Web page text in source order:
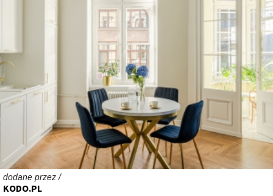
dodane przez /
KODO.PL